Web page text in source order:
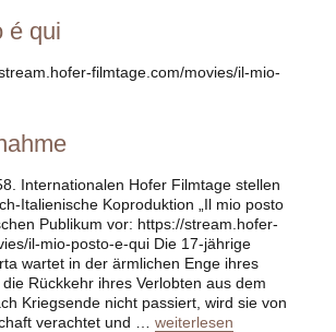
é qui
filmtage.com/movies/il-mio-
Internationalen Hofer Filmtage stellen
Italienische Koproduktion „Il mio posto
Publikum vor: https://stream.hofer-
il-mio-posto-e-qui Die 17-jährige
wartet in der ärmlichen Enge ihres
Rückkehr ihres Verlobten aus dem
Kriegsende nicht passiert, wird sie von
verachtet und …„Festivalteilnahme“
weiterlesen